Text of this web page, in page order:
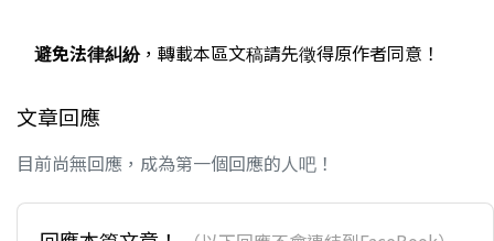
避免法律糾紛，轉載本區文稿請先徵得原作者同意！
文章回應
目前尚無回應，成為第一個回應的人吧！